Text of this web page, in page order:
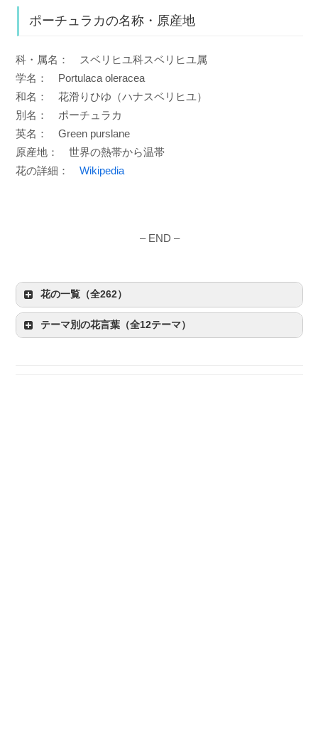
ポーチュラカの名称・原産地
科・属名： スベリヒユ科スベリヒユ属
学名： Portulaca oleracea
和名： 花滑りひゆ（ハナスベリヒユ）
別名： ポーチュラカ
英名： Green purslane
原産地： 世界の熱帯から温帯
花の詳細： Wikipedia
– END –
花の一覧（全262）
テーマ別の花言葉（全12テーマ）